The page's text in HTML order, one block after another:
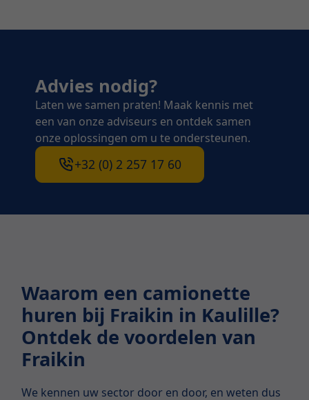
Advies nodig?
Laten we samen praten! Maak kennis met
een van onze adviseurs en ontdek samen
onze oplossingen om u te ondersteunen.
+32 (0) 2 257 17 60
Waarom een camionette
huren bij Fraikin in Kaulille?
Ontdek de voordelen van
Fraikin
We kennen uw sector door en door, en weten dus